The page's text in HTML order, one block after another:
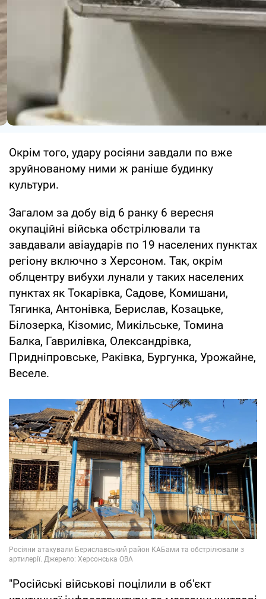
Окрім того, удару росіяни завдали по вже
зруйнованому ними ж раніше будинку
культури.
Загалом за добу від 6 ранку 6 вересня
окупаційні війська обстрілювали та
завдавали авіаударів по 19 населених пунктах
регіону включно з Херсоном. Так, окрім
облцентру вибухи лунали у таких населених
пунктах як Токарівка, Садове, Комишани,
Тягинка, Антонівка, Берислав, Козацьке,
Білозерка, Кізомис, Микільське, Томина
Балка, Гаврилівка, Олександрівка,
Придніпровське, Раківка, Бургунка, Урожайне,
Веселе.
"Російські військові поцілили в об'єкт